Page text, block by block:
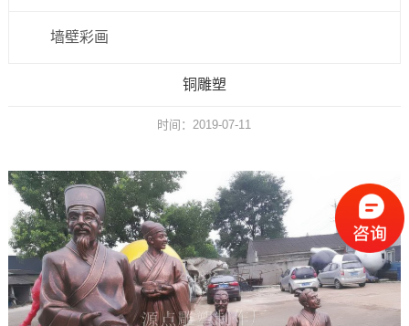
墙壁彩画
铜雕塑
时间：2019-07-11